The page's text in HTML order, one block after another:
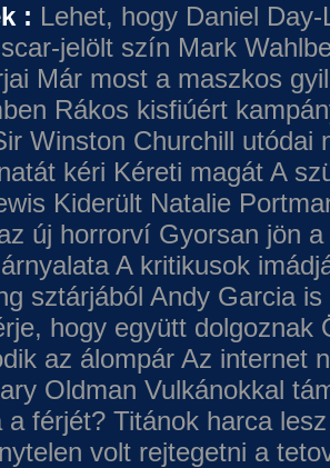
: Lehet, hogy Daniel
jelölt szín Mark
Már most a maszkos
Rákos kisfiúért
Winston Churchill utódai
kéri Kéreti magát A
Kiderült Natalie
új horrorví Gyorsan jön
A kritikusok
sztárjából Andy Garcia
hogy együtt dolgoznak
az álompár Az internet
Oldman Vulkánokkal
a férjét? Titánok harca
volt rejtegetni a